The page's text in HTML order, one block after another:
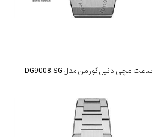
ساعت مچی دنیل گورمن مدل DG9008.SG